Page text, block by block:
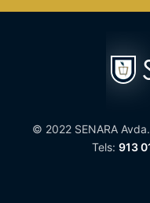
© 2022 SENARA
Tels: 913